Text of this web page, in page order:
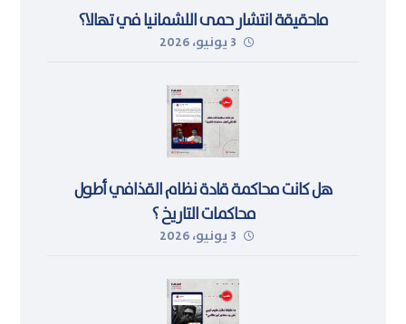
ماحقيقة انتشار حمى اللشمانيا في تهالا؟
3 يونيو، 2026
هل كانت محاكمة قادة نظام القذافي أطول
محاكمات التاريخ ؟
3 يونيو، 2026